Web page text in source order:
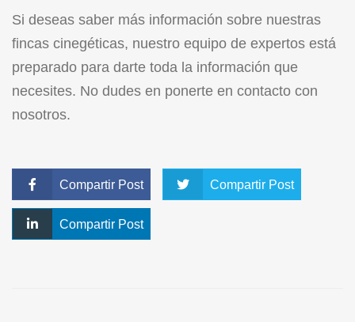
Si deseas saber más información sobre nuestras
fincas cinegéticas, nuestro equipo de expertos está
preparado para darte toda la información que
necesites. No dudes en ponerte en contacto con
nosotros.
Compartir Post Compartir Post
Compartir Post